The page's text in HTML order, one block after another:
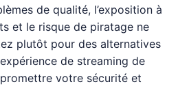
de qualité, l’exposition à
et le risque de piratage ne
plutôt pour des alternatives
de streaming de
votre sécurité et